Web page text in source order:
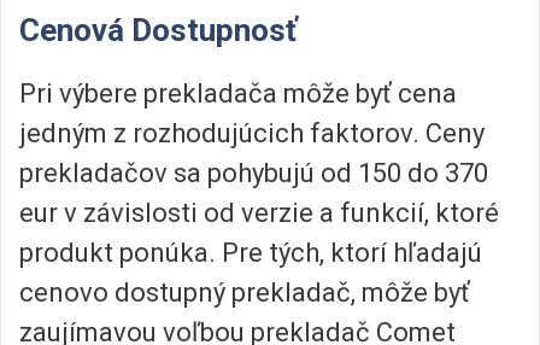
Cenová Dostupnosť
Pri výbere prekladača môže byť cena
jedným z rozhodujúcich faktorov. Ceny
prekladačov sa pohybujú od 150 do 370
eur v závislosti od verzie a funkcií, ktoré
produkt ponúka. Pre tých, ktorí hľadajú
cenovo dostupný prekladač, môže byť
zaujímavou voľbou prekladač Comet